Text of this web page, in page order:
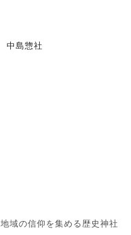
中島惣社
地域の信仰を集める歴史神社